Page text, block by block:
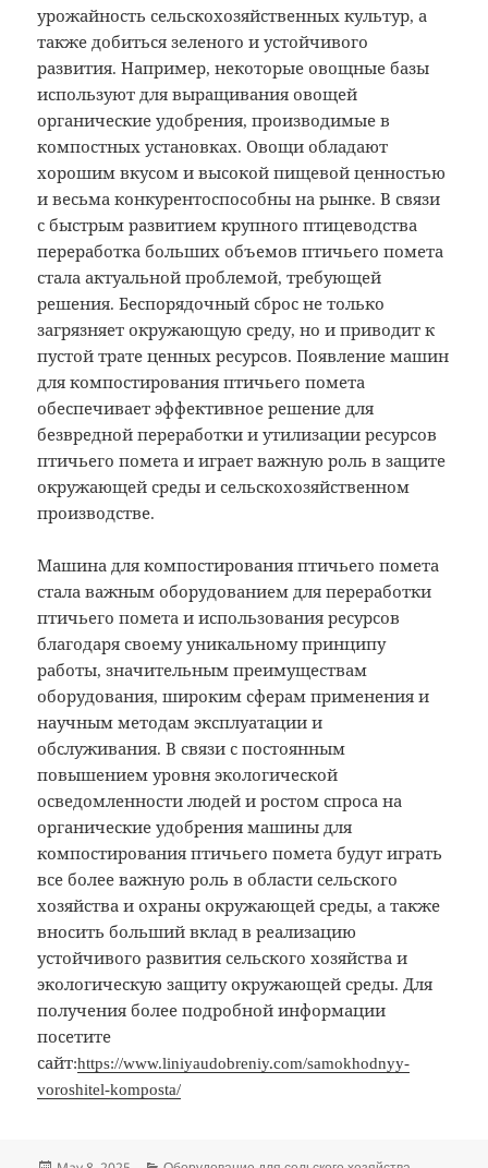
урожайность сельскохозяйственных культур, а
также добиться зеленого и устойчивого
развития. Например, некоторые овощные базы
используют для выращивания овощей
органические удобрения, производимые в
компостных установках. Овощи обладают
хорошим вкусом и высокой пищевой ценностью
и весьма конкурентоспособны на рынке. В связи
с быстрым развитием крупного птицеводства
переработка больших объемов птичьего помета
стала актуальной проблемой, требующей
решения. Беспорядочный сброс не только
загрязняет окружающую среду, но и приводит к
пустой трате ценных ресурсов. Появление машин
для компостирования птичьего помета
обеспечивает эффективное решение для
безвредной переработки и утилизации ресурсов
птичьего помета и играет важную роль в защите
окружающей среды и сельскохозяйственном
производстве.
Машина для компостирования птичьего помета
стала важным оборудованием для переработки
птичьего помета и использования ресурсов
благодаря своему уникальному принципу
работы, значительным преимуществам
оборудования, широким сферам применения и
научным методам эксплуатации и
обслуживания. В связи с постоянным
повышением уровня экологической
осведомленности людей и ростом спроса на
органические удобрения машины для
компостирования птичьего помета будут играть
все более важную роль в области сельского
хозяйства и охраны окружающей среды, а также
вносить больший вклад в реализацию
устойчивого развития сельского хозяйства и
экологическую защиту окружающей среды. Для
получения более подробной информации
посетите
сайт:https://www.liniyaudobreniy.com/samokhodnyy-
voroshitel-komposta/